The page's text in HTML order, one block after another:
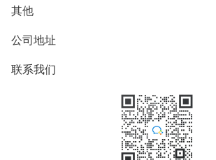
别墅社区
别墅模板
中式别墅
日式别墅
B站
抖音
微信公众号
其他
用户服务协议
隐私政策
公司地址
上海市浦东新区东方路1215-1217号
联系我们